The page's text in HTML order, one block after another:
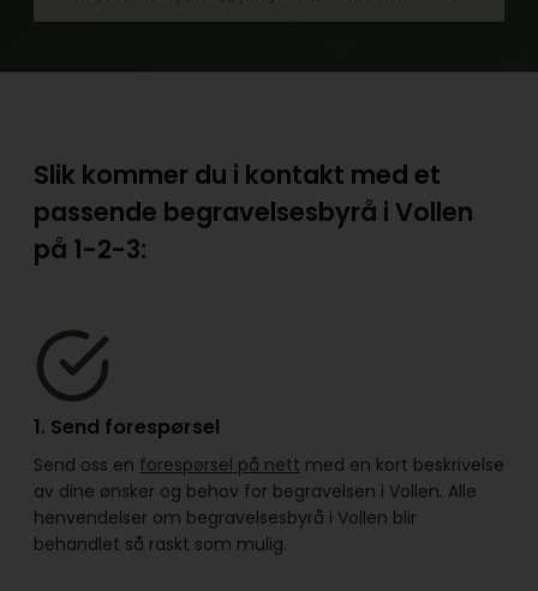
Slik kommer du i kontakt med et
passende begravelsesbyrå i Vollen
på 1-2-3:
1. Send forespørsel
Send oss en forespørsel på nett med en kort beskrivelse
av dine ønsker og behov for begravelsen i Vollen. Alle
henvendelser om begravelsesbyrå i Vollen blir
behandlet så raskt som mulig.